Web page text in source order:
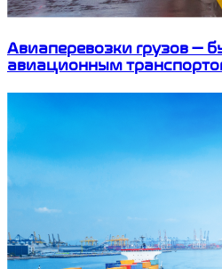
Авиаперевозки грузов —
авиационным